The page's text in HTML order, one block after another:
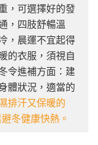
，可選擇好的發
，四肢舒暢溫
，晨運不宜起得
的衣服，須視自
令進補方面：建
體狀況，適當的
排汗又保暖的
冬健康快熱。